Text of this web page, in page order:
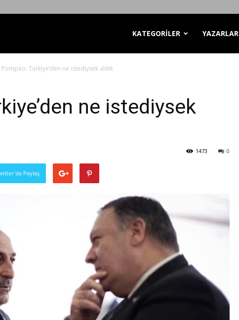
KATEGORİLER YAZARLAR
Pompeo: Türkiye’den ne istediysek aldık
ne istediysek
0
1473
Paylaş